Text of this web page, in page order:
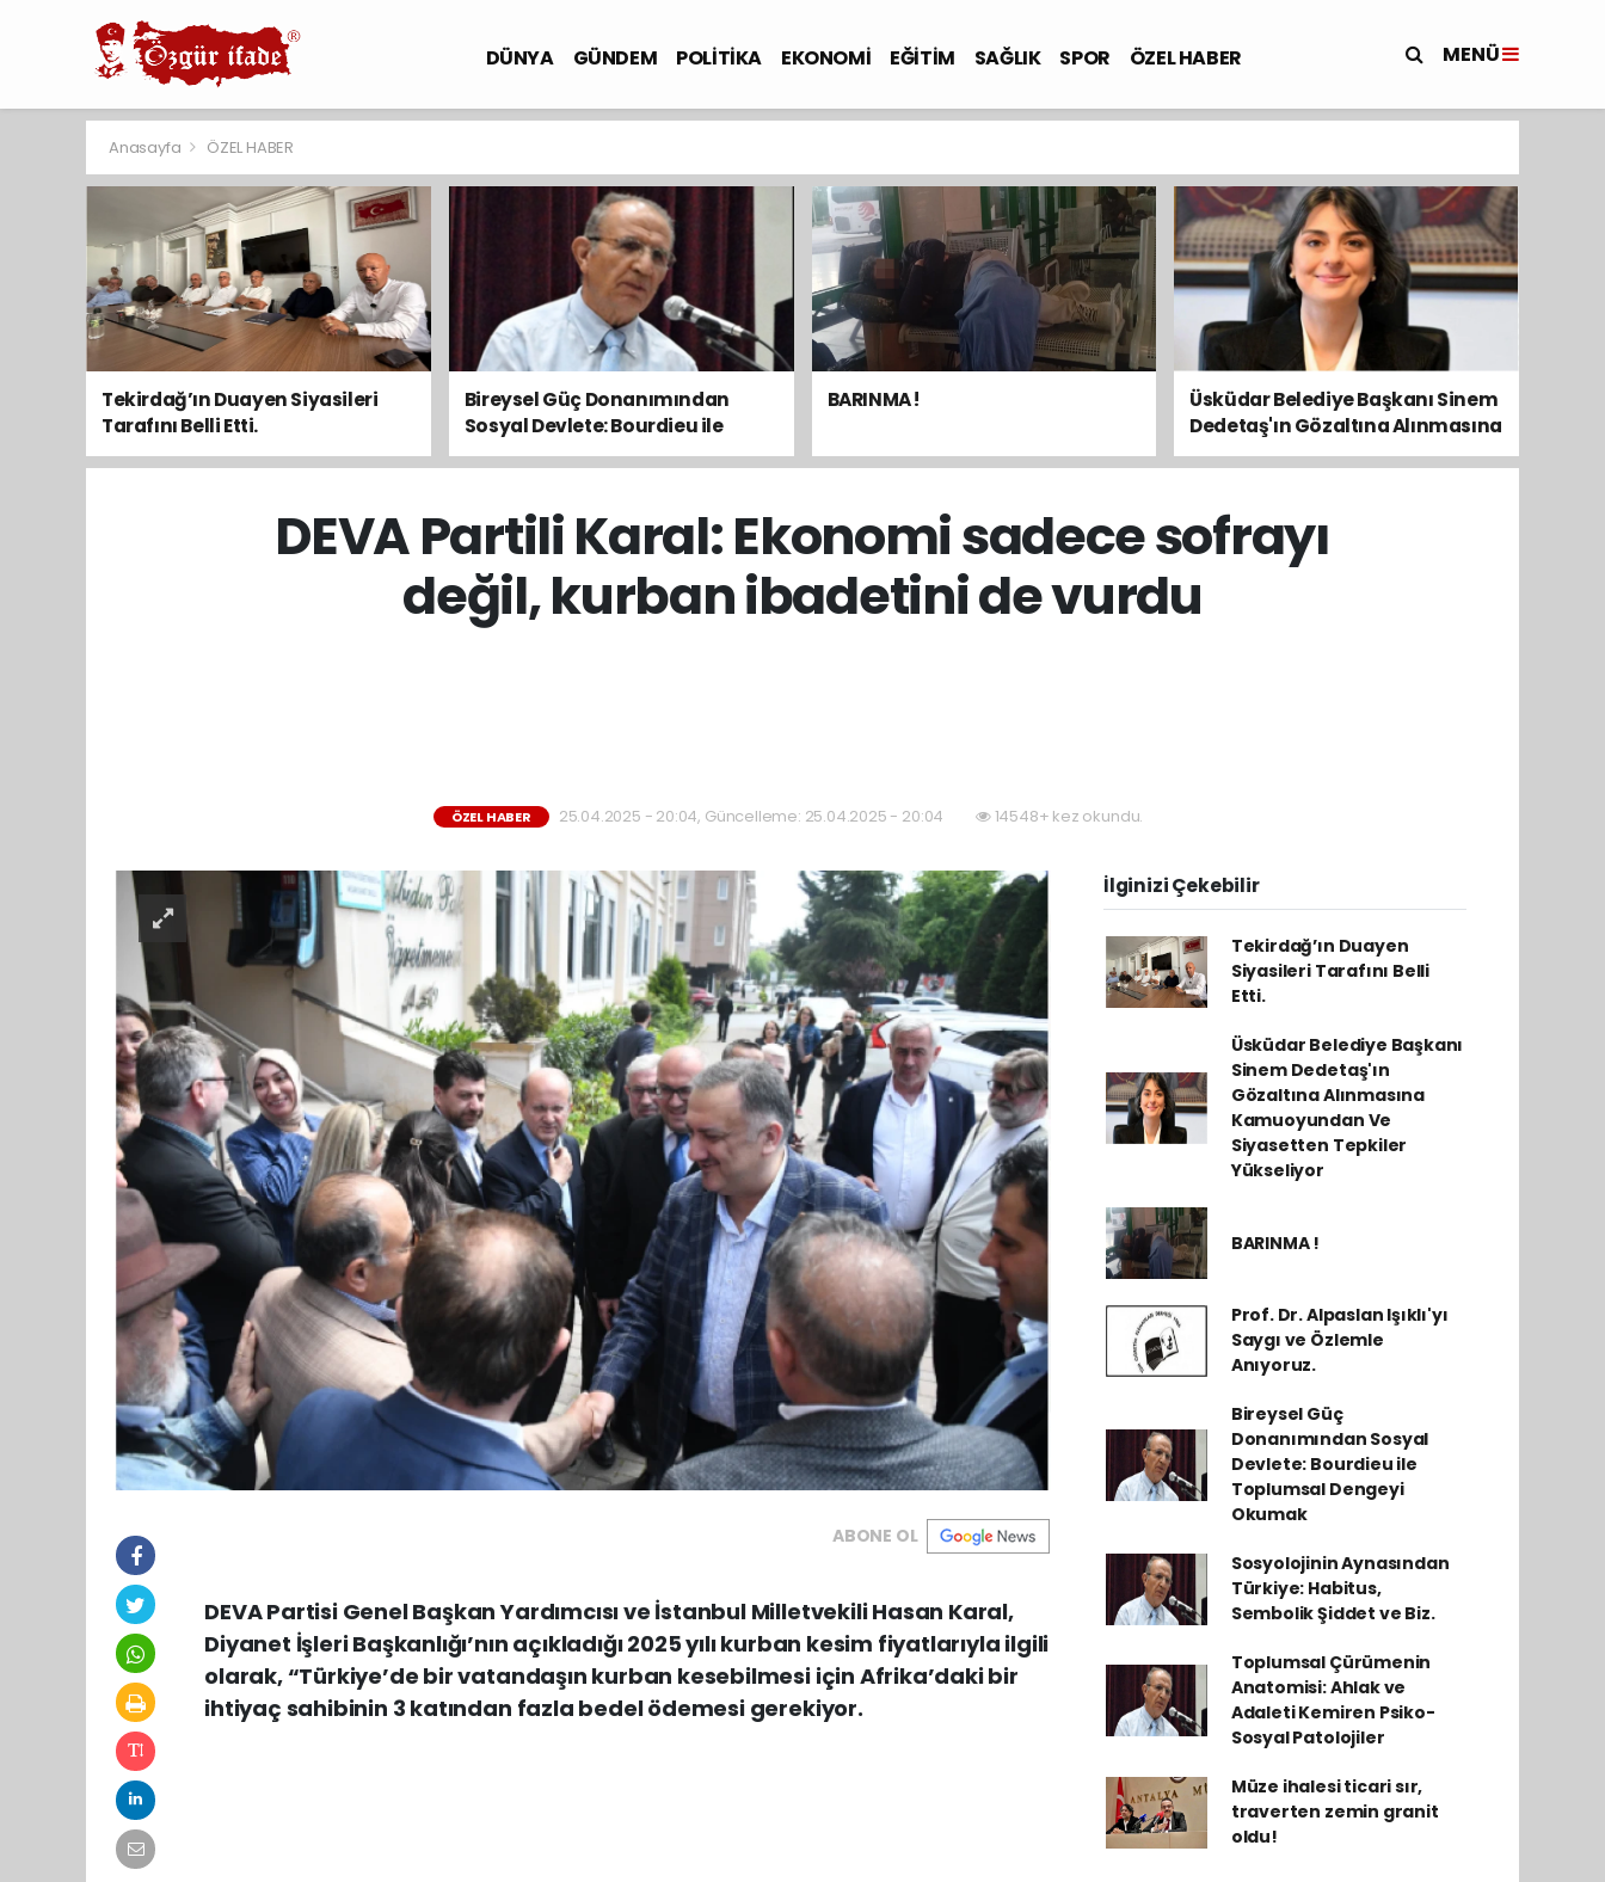
DÜNYA GÜNDEM POLİTİKA EKONOMİ EĞİTİM SAĞLIK SPOR ÖZEL HABER MENÜ
Anasayfa ÖZEL HABER
Tekirdağ’ın Duayen Siyasileri
Tarafını Belli Etti.
Bireysel Güç Donanımından
Sosyal Devlete: Bourdieu ile
Toplumsal Dengeyi Okumak
BARINMA !
Üsküdar Belediye Başkanı Sinem
Dedetaş'ın Gözaltına Alınmasına
Kamuoyundan Ve Siyasetten
DEVA Partili Karal: Ekonomi sadece sofrayı
değil, kurban ibadetini de vurdu
ÖZEL HABER 25.04.2025 - 20:04, Güncelleme: 25.04.2025 - 20:04 14548+ kez okundu.
ABONE OL
DEVA Partisi Genel Başkan Yardımcısı ve İstanbul Milletvekili Hasan Karal,
Diyanet İşleri Başkanlığı’nın açıkladığı 2025 yılı kurban kesim fiyatlarıyla ilgili
olarak, “Türkiye’de bir vatandaşın kurban kesebilmesi için Afrika’daki bir
ihtiyaç sahibinin 3 katından fazla bedel ödemesi gerekiyor.
İlginizi Çekebilir
Tekirdağ’ın Duayen
Siyasileri Tarafını Belli
Etti.
Üsküdar Belediye Başkanı
Sinem Dedetaş'ın
Gözaltına Alınmasına
Kamuoyundan Ve
Siyasetten Tepkiler
Yükseliyor
BARINMA !
Prof. Dr. Alpaslan Işıklı'yı
Saygı ve Özlemle
Anıyoruz.
Bireysel Güç
Donanımından Sosyal
Devlete: Bourdieu ile
Toplumsal Dengeyi
Okumak
Sosyolojinin Aynasından
Türkiye: Habitus,
Sembolik Şiddet ve Biz.
Toplumsal Çürümenin
Anatomisi: Ahlak ve
Adaleti Kemiren Psiko-
Sosyal Patolojiler
Müze ihalesi ticari sır,
traverten zemin granit
oldu!